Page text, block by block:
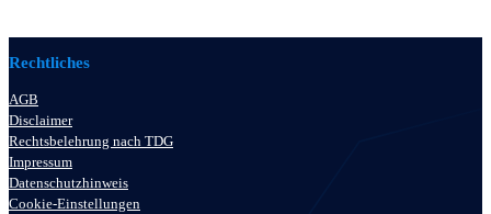
Rechtliches
AGB
Disclaimer
Rechtsbelehrung nach TDG
Impressum
Datenschutzhinweis
Cookie-Einstellungen